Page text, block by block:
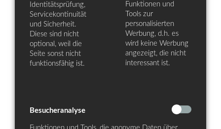
Identitätsprüfung,
Servicekontinuität
und Sicherheit.
Diese sind nicht
optional, weil die
Seite sonst nicht
funktionsfähig ist.
Funktionen und
Tools zur
personalisierten
Werbung, d.h. es
wird keine Werbung
angezeigt, die nicht
interessant ist.
Besucheranalyse